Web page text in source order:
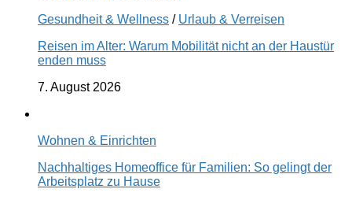
Gesundheit & Wellness / Urlaub & Verreisen
Reisen im Alter: Warum Mobilität nicht an der Haustür
enden muss
7. August 2026
Wohnen & Einrichten
Nachhaltiges Homeoffice für Familien: So gelingt der
Arbeitsplatz zu Hause